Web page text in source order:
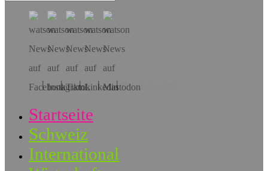
Hol dir die App!
Startseite
Schweiz
International